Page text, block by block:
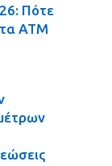
Πότε
ΑΤΜ